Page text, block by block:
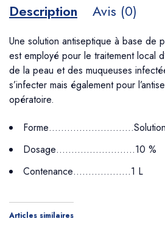
Description Avis (0)
Une solution antiseptique à base de
est employé pour le traitement local
de la peau et des muqueuses
s’infecter mais également pour
opératoire.
Forme……………………….Solution
Dosage……………………..10 %
Contenance……………….1 L
Articles similaires